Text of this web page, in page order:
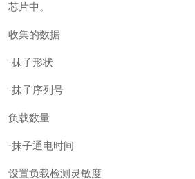
芯片中。
收集的数据
·抹子形状
·抹子序列号
负载数量
·抹子通电时间
设置负载检测灵敏度